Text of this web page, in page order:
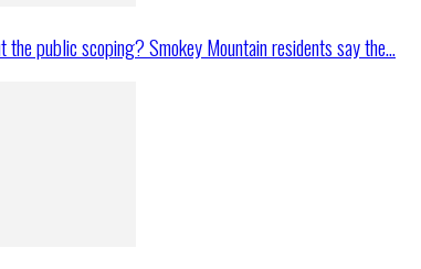
the public scoping? Smokey Mountain residents say the…